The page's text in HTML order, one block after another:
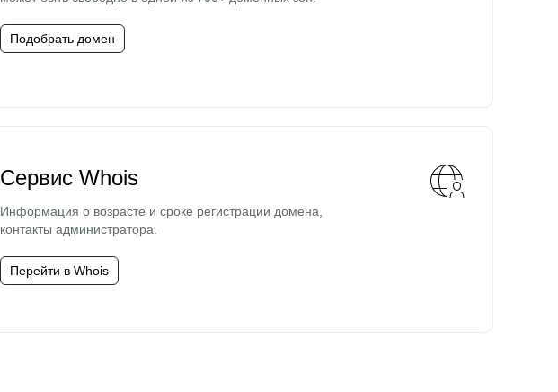
Подобрать домен
Сервис Whois
Информация о возрасте и сроке регистрации домена,
контакты администратора.
Перейти в Whois